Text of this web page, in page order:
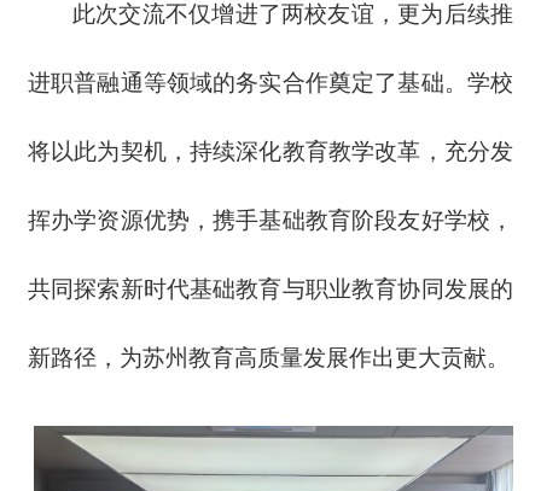
此次交流不仅增进了两校友谊，更为后续推
进职普融通等领域的务实合作奠定了基础。学校
将以此为契机，持续深化教育教学改革，充分发
挥办学资源优势，携手基础教育阶段友好学校，
共同探索新时代基础教育与职业教育协同发展的
新路径，为苏州教育高质量发展作出更大贡献。